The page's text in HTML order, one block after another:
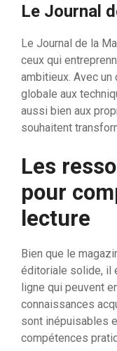
Le Journal
Le Journal de la
ceux qui
ambitieux. Avec un
globale aux
aussi bien aux
souhaitent
Les
pour
lecture
Bien que le
éditoriale solide, il
ligne qui peuvent
connaissances
sont inépuisables
compétences